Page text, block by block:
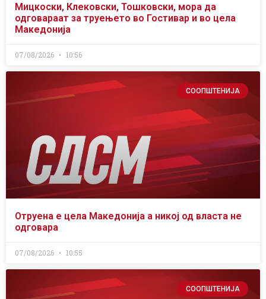
Мицкоски, Клековски, Тошковски, мора да
одговараат за труењето во Гостивар и во цела
Македонија
07/08/2026 10:56
СООПШТЕНИЈА
Отруена е цела Македонија а никој од власта не
одговара
07/08/2026 10:55
СООПШТЕНИЈА